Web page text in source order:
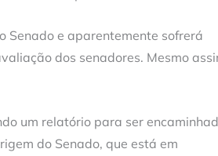
Senado e aparentemente sofrerá
dos senadores. Mesmo
um relatório para ser
do Senado, que está em